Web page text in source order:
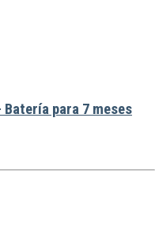
Batería para 7 meses